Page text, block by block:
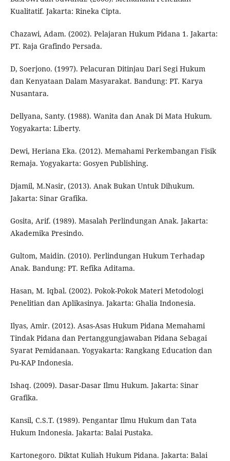
Kualitatif. Jakarta: Rineka Cipta.
Chazawi, Adam. (2002). Pelajaran Hukum Pidana 1. Jakarta:
PT. Raja Grafindo Persada.
D, Soerjono. (1997). Pelacuran Ditinjau Dari Segi Hukum
dan Kenyataan Dalam Masyarakat. Bandung: PT. Karya
Nusantara.
Dellyana, Santy. (1988). Wanita dan Anak Di Mata Hukum.
Yogyakarta: Liberty.
Dewi, Heriana Eka. (2012). Memahami Perkembangan Fisik
Remaja. Yogyakarta: Gosyen Publishing.
Djamil, M.Nasir, (2013). Anak Bukan Untuk Dihukum.
Jakarta: Sinar Grafika.
Gosita, Arif. (1989). Masalah Perlindungan Anak. Jakarta:
Akademika Presindo.
Gultom, Maidin. (2010). Perlindungan Hukum Terhadap
Anak. Bandung: PT. Refika Aditama.
Hasan, M. Iqbal. (2002). Pokok-Pokok Materi Metodologi
Penelitian dan Aplikasinya. Jakarta: Ghalia Indonesia.
Ilyas, Amir. (2012). Asas-Asas Hukum Pidana Memahami
Tindak Pidana dan Pertanggungjawaban Pidana Sebagai
Syarat Pemidanaan. Yogyakarta: Rangkang Education dan
Pu-KAP Indonesia.
Ishaq. (2009). Dasar-Dasar Ilmu Hukum. Jakarta: Sinar
Grafika.
Kansil, C.S.T. (1989). Pengantar Ilmu Hukum dan Tata
Hukum Indonesia. Jakarta: Balai Pustaka.
Kartonegoro. Diktat Kuliah Hukum Pidana. Jakarta: Balai